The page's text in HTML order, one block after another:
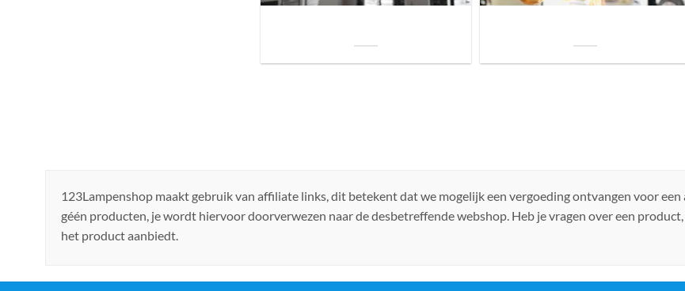
123Lampenshop maakt gebruik van affiliate links, dit betekent dat we mogelijk een vergoeding ontvangen voor
géén producten, je wordt hiervoor doorverwezen naar de desbetreffende webshop. Heb je vragen over een
het product aanbiedt.